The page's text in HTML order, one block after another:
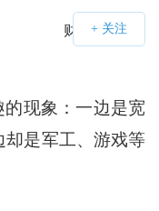
财经号APP
现象：一边是宽
却是军工、游戏等